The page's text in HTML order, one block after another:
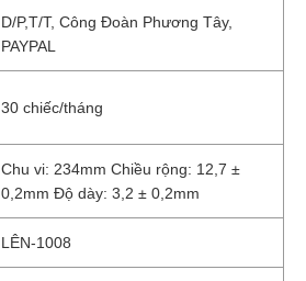
D/P,T/T, Công Đoàn Phương Tây,
PAYPAL
30 chiếc/tháng
Chu vi: 234mm Chiều rộng: 12,7 ±
0,2mm Độ dày: 3,2 ± 0,2mm
LÊN-1008